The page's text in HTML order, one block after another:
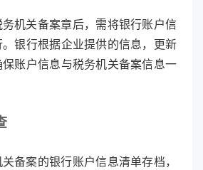
机关备案章后，需将银行账户信
银行根据企业提供的信息，更新
账户信息与税务机关备案信息一
备案的银行账户信息清单存档，